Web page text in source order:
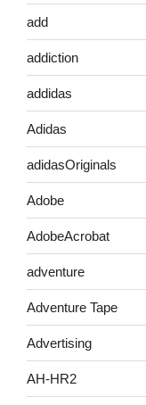
add
addiction
addidas
Adidas
adidasOriginals
Adobe
AdobeAcrobat
adventure
Adventure Tape
Advertising
AH-HR2